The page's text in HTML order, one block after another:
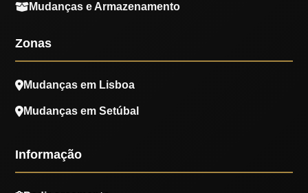
Mudanças e Armazenamento
Zonas
Mudanças em Lisboa
Mudanças em Setúbal
Informação